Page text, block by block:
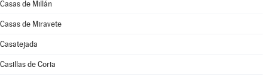
Casas de Millán
Casas de Miravete
Casatejada
Casillas de Coria